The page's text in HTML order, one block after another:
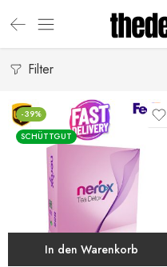
Filter
-39%
SCHÜTTGUT
In den Warenkorb